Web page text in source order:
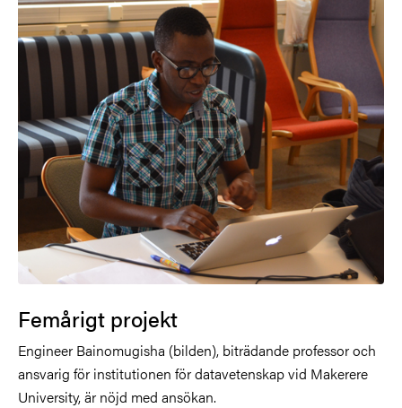
Femårigt projekt
Engineer Bainomugisha (bilden), biträdande professor och
ansvarig för institutionen för datavetenskap vid Makerere
University, är nöjd med ansökan.